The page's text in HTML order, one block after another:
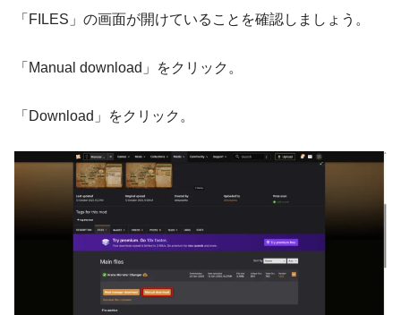
「FILES」の画面が開けていることを確認しましょう。
「Manual download」をクリック。
「Download」をクリック。